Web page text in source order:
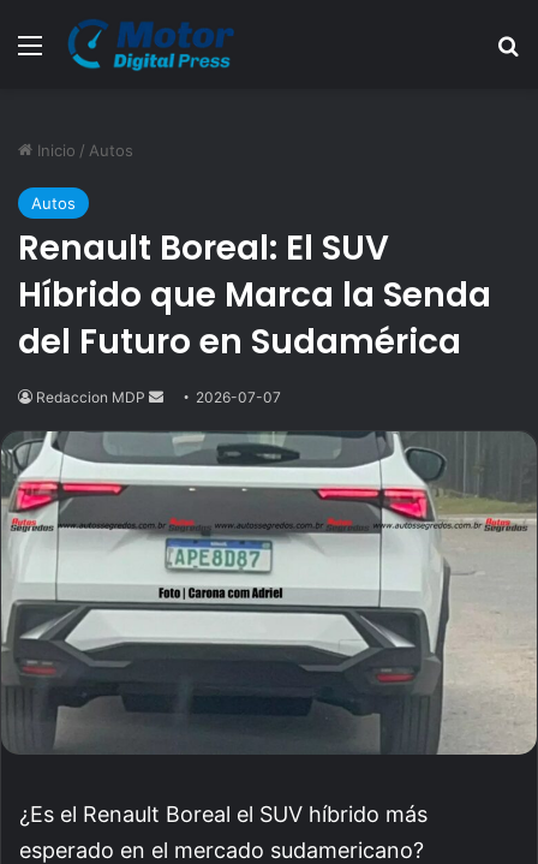
Menú
Inicio / Autos
Autos
Renault Boreal: El SUV
Híbrido que Marca la Senda
del Futuro en Sudamérica
Redaccion MDP
Send
email
2026-07-07
¿Es el Renault Boreal el SUV híbrido más
esperado en el mercado sudamericano?